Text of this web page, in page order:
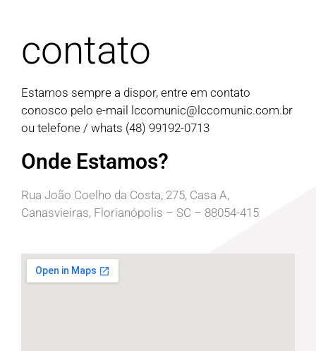
contato
Estamos sempre a dispor, entre em contato
conosco pelo e-mail lccomunic@lccomunic.com.br
ou telefone / whats (48) 99192-0713
Onde Estamos?
Rua João Coelho da Costa, 275, Casa A,
Canasvieiras, Florianópolis – SC – 88054-415